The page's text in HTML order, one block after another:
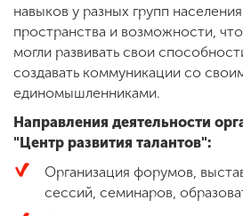
Абитуриенту
Обучение
Наука
навыков у разных групп
пространства и возможности,
могли развивать свои
создавать коммуникации со
единомышленниками.
Направления деятельности
"Центр развития талантов":
Организация форумов,
сессий, семинаров,